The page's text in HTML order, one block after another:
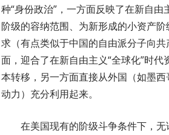
种“身份政治”，一方面反映了在新自
阶级的容纳范围、为新形成的小资产
求（有点类似于中国的自由派分子向
面，迎合了在新自由主义“全球化”时
本转移，另一方面直接从外国（如墨
动力）充分利用起来。
在美国现有的阶级斗争条件下，